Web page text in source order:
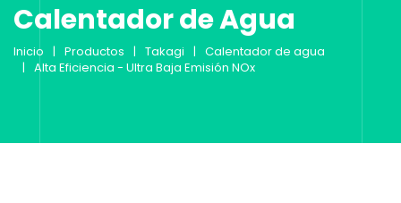
Calentador de Agua
Inicio Productos Takagi
Calentador de agua
Alta Eficiencia - Ultra Baja Emisión NOx